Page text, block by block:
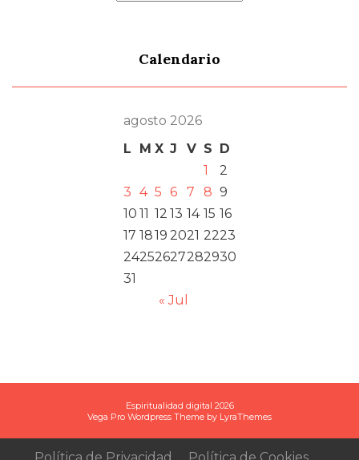
Calendario
agosto 2026
L
M X J V S D
1
2
3 4 5 6 7 8 9
10 11 12 13 14 15 16
17 1819 2021 2223
24252627282930
31
« Jul
Espiritualidad digital 2026
Vega Pro Wordpress Theme by LyraThemes